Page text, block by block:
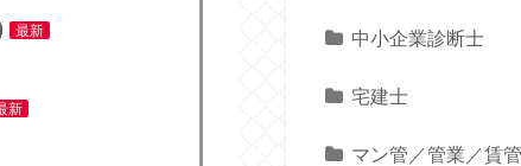
最新
新
中小企業診断士
宅建士
マン管／管業／賃